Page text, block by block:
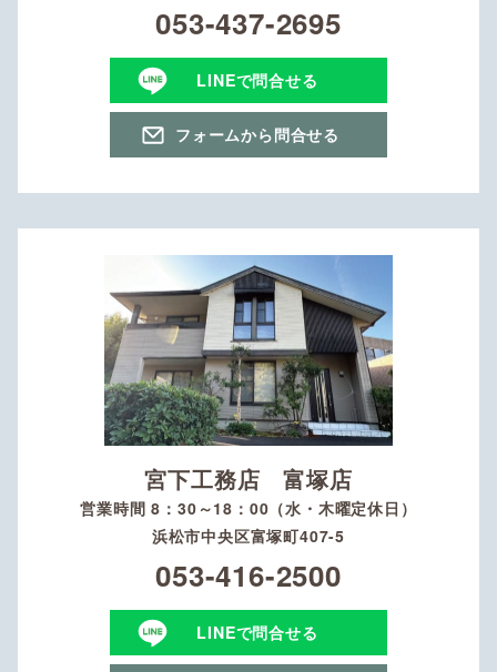
053-437-2695
LINEで問合せる
フォームから問合せる
宮下工務店 富塚店
営業時間 8：30～18：00（水・木曜定休日）
浜松市中央区富塚町407-5
053-416-2500
LINEで問合せる